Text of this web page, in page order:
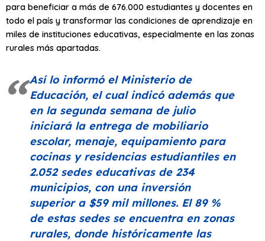
para beneficiar a más de 676.000 estudiantes y docentes en
todo el país y transformar las condiciones de aprendizaje en
miles de instituciones educativas, especialmente en las zonas
rurales más apartadas.
Así lo informó el Ministerio de
Educación, el cual indicó además que
en la segunda semana de julio
iniciará la entrega de mobiliario
escolar, menaje, equipamiento para
cocinas y residencias estudiantiles en
2.052 sedes educativas de 234
municipios, con una inversión
superior a $59 mil millones. El 89 %
de estas sedes se encuentra en zonas
rurales, donde históricamente las